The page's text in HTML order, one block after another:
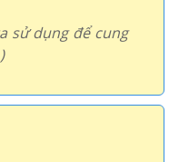
sử dụng để cung